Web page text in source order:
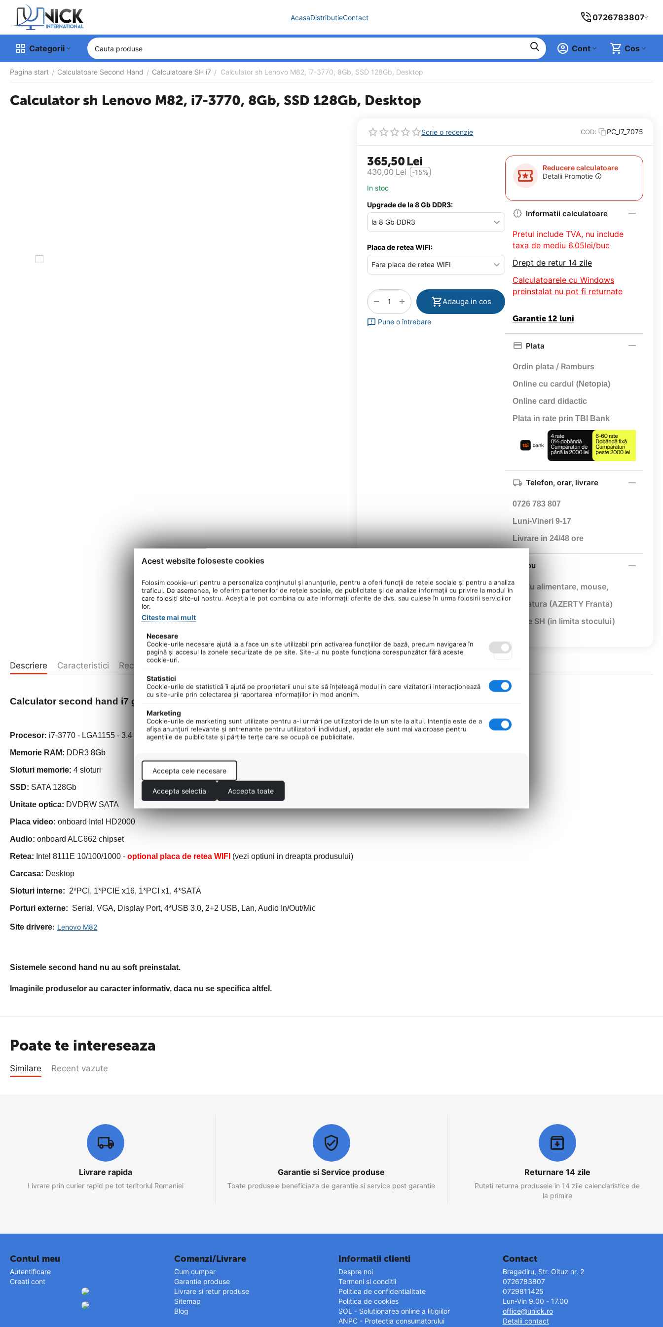
AcasaDistributieContact 0726783807
Categorii Cos
Cont
Pagina start / Calculatoare Second Hand / Calculatoare SH i7 / Calculator sh Lenovo M82, i7-3770, 8Gb, SSD 128Gb, Desktop
Calculator sh Lenovo M82, i7-3770, 8Gb, SSD 128Gb, Desktop
Scrie o recenzie COD: PC_I7_7075
365,50Lei
430,00 Lei
-15%
In stoc
Upgrade de la 8 Gb DDR3:
Placa de retea WIFI:
+
− Adauga in cos
Pune o întrebare
Reducere calculatoare
Detalii Promotie
Informatii calculatoare
Pretul include TVA, nu include
taxa de mediu 6.05lei/buc
Drept de retur 14 zile
Calculatoarele cu Windows
preinstalat nu pot fi returnate
Garantie 12 luni
Plata
Ordin plata / Ramburs
Online cu cardul (Netopia)
Online card didactic
Plata in rate prin TBI Bank
Telefon, orar, livrare
0726 783 807
Luni-Vineri 9-17
Livrare in 24/48 ore
Cadou
Cablu alimentare, mouse,
tastatura (AZERTY Franta)
toate SH (in limita stocului)
Descriere Caracteristici Recenzii produs
Calculator second hand i7 generatia 3 - Lenovo M82 Desktop
Procesor: i7-3770 - LGA1155 - 3.4 Ghz
Memorie RAM: DDR3 8Gb
Sloturi memorie: 4 sloturi
SSD: SATA 128Gb
Unitate optica: DVDRW SATA
Placa video: onboard Intel HD2000
Audio: onboard ALC662 chipset
Retea: Intel 8111E 10/100/1000 - optional placa de retea WIFI (vezi optiuni in dreapta produsului)
Carcasa: Desktop
Sloturi interne: 2*PCI, 1*PCIE x16, 1*PCI x1, 4*SATA
Porturi externe: Serial, VGA, Display Port, 4*USB 3.0, 2+2 USB, Lan, Audio In/Out/Mic
Site drivere: Lenovo M82
Sistemele second hand nu au soft preinstalat.
Imaginile produselor au caracter informativ, daca nu se specifica altfel.
Poate te intereseaza
Similare Recent vazute
Livrare rapida
Livrare prin curier rapid pe tot teritoriul Romaniei
Garantie si Service produse
Toate produsele beneficiaza de garantie si service post garantie
Returnare 14 zile
Puteti returna produsele in 14 zile calendaristice de
la primire
Contul meu
Autentificare
Creati cont
Comenzi/Livrare
Cum cumpar
Garantie produse
Livrare si retur produse
Sitemap
Blog
Informatii clienti
Despre noi
Termeni si conditii
Politica de confidentialitate
Politica de cookies
SOL - Solutionarea online a litigiilor
ANPC - Protectia consumatorului
Contact
Bragadiru, Str. Oituz nr. 2
0726783807
0729811425
Lun-Vin 9.00 - 17.00
office@unick.ro
Detalii contact
Acest website foloseste cookies
Folosim cookie-uri pentru a personaliza conținutul și anunțurile, pentru a oferi funcții de rețele sociale și pentru a analiza
traficul. De asemenea, le oferim partenerilor de rețele sociale, de publicitate și de analize informații cu privire la modul în
care folosiți site-ul nostru. Aceștia le pot combina cu alte informații oferite de dvs. sau culese în urma folosirii serviciilor
lor.
Citeste mai mult
Necesare
Cookie-urile necesare ajută la a face un site utilizabil prin activarea funcţiilor de bază, precum navigarea în
pagină şi accesul la zonele securizate de pe site. Site-ul nu poate funcţiona corespunzător fără aceste
cookie-uri.
Statistici
Cookie-urile de statistică îi ajută pe proprietarii unui site să înţeleagă modul în care vizitatorii interacţionează
cu site-urile prin colectarea şi raportarea informaţiilor în mod anonim.
Marketing
Cookie-urile de marketing sunt utilizate pentru a-i urmări pe utilizatori de la un site la altul. Intenţia este de a
afişa anunţuri relevante şi antrenante pentru utilizatorii individuali, aşadar ele sunt mai valoroase pentru
agenţiile de puiblicitate şi părţile terţe care se ocupă de publicitate.
Accepta cele necesare
Accepta selectia Accepta toate